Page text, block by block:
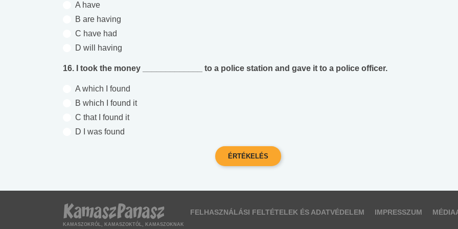
A have
B are having
C have had
D will having
16. I took the money _____________ to a police station and gave it to a police officer.
A which I found
B which I found it
C that I found it
D I was found
KAMASZOKRÓL, KAMASZOKTÓL, KAMASZOKNAK
FELHASZNÁLÁSI FELTÉTELEK ÉS ADATVÉDELEM IMPRESSZUM